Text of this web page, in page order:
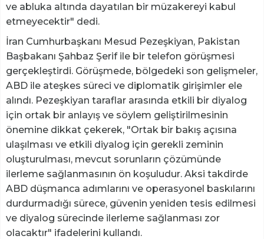
ve abluka altında dayatılan bir müzakereyi kabul
etmeyecektir" dedi.
İran Cumhurbaşkanı Mesud Pezeşkiyan, Pakistan
Başbakanı Şahbaz Şerif ile bir telefon görüşmesi
gerçekleştirdi. Görüşmede, bölgedeki son gelişmeler,
ABD ile ateşkes süreci ve diplomatik girişimler ele
alındı. Pezeşkiyan taraflar arasında etkili bir diyalog
için ortak bir anlayış ve söylem geliştirilmesinin
önemine dikkat çekerek, "Ortak bir bakış açısına
ulaşılması ve etkili diyalog için gerekli zeminin
oluşturulması, mevcut sorunların çözümünde
ilerleme sağlanmasının ön koşuludur. Aksi takdirde
ABD düşmanca adımlarını ve operasyonel baskılarını
durdurmadığı sürece, güvenin yeniden tesis edilmesi
ve diyalog sürecinde ilerleme sağlanması zor
olacaktır" ifadelerini kullandı.